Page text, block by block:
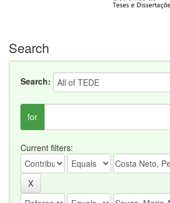
Search
Search:
for
Current filters: